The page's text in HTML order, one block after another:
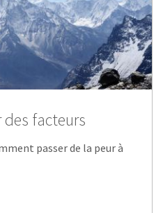
facteurs
passer de la peur à